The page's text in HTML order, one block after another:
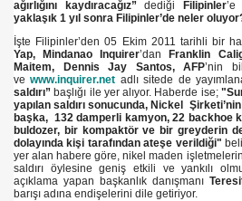
ağırlığını kaydıracağız”dediği Filipinler’e
yaklaşık 1 yıl sonra Filipinler’de neler
İşte Filipinler’den 05 Ekim 2011 tarihli bir
Yap,
Mindanao Inquirer’dan
Franklin
Maitem,
Dennis Jay Santos,AFP’nin
vewww.inquirer.net adlı sitede de
saldırı” başlığı ile yer alıyor. Haberde ise;
yapılan saldırı sonucunda, Nickel
başka, 132 damperli kamyon, 22 backhoe
buldozer, bir kompaktör ve bir greyderin
dolayında kişi tarafından ateşe verildiği"
yer alan habere göre, nikel maden
saldırı öylesine geniş etkili ve yankılı
açıklama yapan başkanlık danışmanı
barışı adına endişelerini dile getiriyor.
mi?